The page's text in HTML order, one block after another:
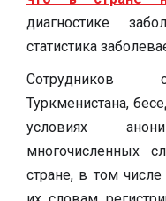
диагностике
статистика
Сотрудников
Туркменистана,
условиях
многочисленных
стране, в том